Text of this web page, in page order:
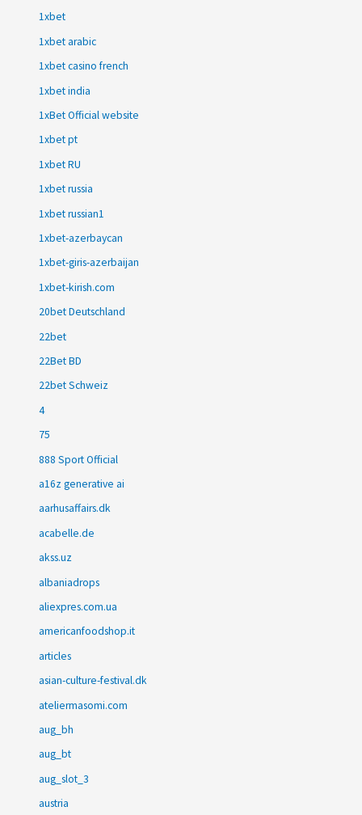
1xbet
1xbet arabic
1xbet casino french
1xbet india
1xBet Official website
1xbet pt
1xbet RU
1xbet russia
1xbet russian1
1xbet-azerbaycan
1xbet-giris-azerbaijan
1xbet-kirish.com
20bet Deutschland
22bet
22Bet BD
22bet Schweiz
4
75
888 Sport Official
a16z generative ai
aarhusaffairs.dk
acabelle.de
akss.uz
albaniadrops
aliexpres.com.ua
americanfoodshop.it
articles
asian-culture-festival.dk
ateliermasomi.com
aug_bh
aug_bt
aug_slot_3
austria